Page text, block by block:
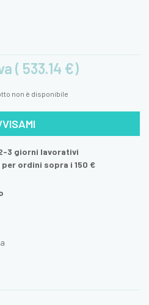
( 533.14 €)
non è disponibile
3 giorni lavorativi
ordini sopra i 150 €